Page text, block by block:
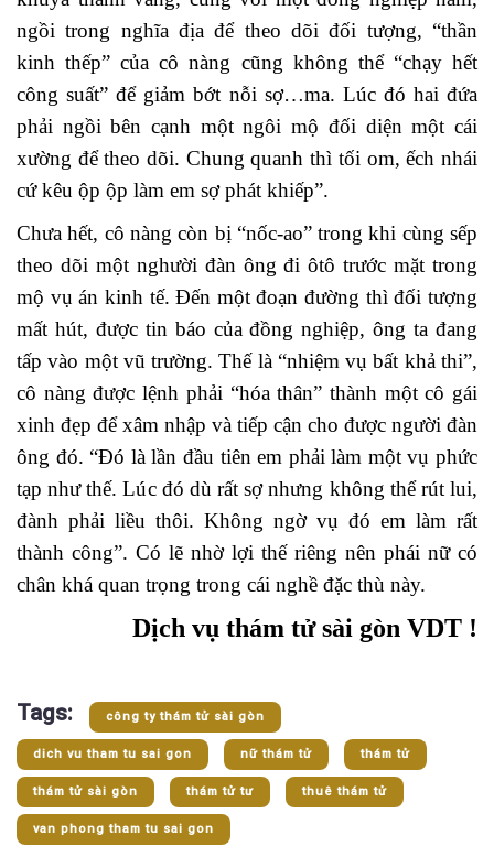
ngồi trong nghĩa địa để theo dõi đối tượng, “thần
kinh thếp” của cô nàng cũng không thể “chạy hết
công suất” để giảm bớt nỗi sợ…ma. Lúc đó hai đứa
phải ngồi bên cạnh một ngôi mộ đối diện một cái
xường để theo dõi. Chung quanh thì tối om, ếch nhái
cứ kêu ộp ộp làm em sợ phát khiếp”.
Chưa hết, cô nàng còn bị “nốc-ao” trong khi cùng sếp
theo dõi một nghười đàn ông đi ôtô trước mặt trong
mộ vụ án kinh tế. Đến một đoạn đường thì đối tượng
mất hút, được tin báo của đồng nghiệp, ông ta đang
tấp vào một vũ trường. Thế là “nhiệm vụ bất khả thi”,
cô nàng được lệnh phải “hóa thân” thành một cô gái
xinh đẹp để xâm nhập và tiếp cận cho được người đàn
ông đó. “Đó là lần đầu tiên em phải làm một vụ phức
tạp như thế. Lúc đó dù rất sợ nhưng không thể rút lui,
đành phải liều thôi. Không ngờ vụ đó em làm rất
thành công”. Có lẽ nhờ lợi thế riêng nên phái nữ có
chân khá quan trọng trong cái nghề đặc thù này.
Dịch vụ thám tử sài gòn VDT !
Tags: công ty thám tử sài gòn
dich vu tham tu sai gon nữ thám tử thám tử
thám tử sài gòn thám tử tư thuê thám tử
van phong tham tu sai gon